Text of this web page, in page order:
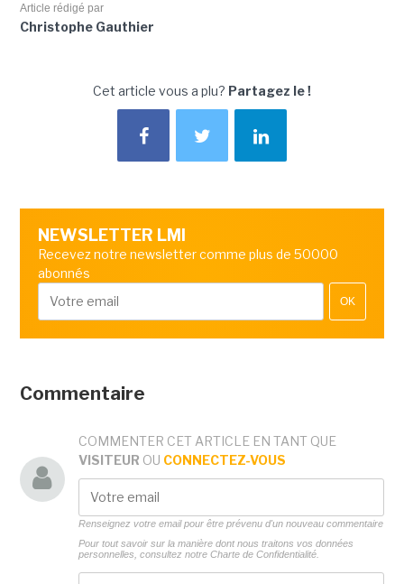
Article rédigé par
Christophe Gauthier
Cet article vous a plu? Partagez le !
NEWSLETTER LMI
Recevez notre newsletter comme plus de 50000
abonnés
OK
Commentaire
COMMENTER CET ARTICLE EN TANT QUE
VISITEUR OU CONNECTEZ-VOUS
Renseignez votre email pour être prévenu d'un nouveau commentaire
Pour tout savoir sur la manière dont nous traitons vos données
personnelles, consultez notre Charte de Confidentialité.